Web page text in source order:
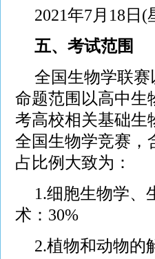
2021年7月18日(
五、考试范围
全国生物学联
命题范围以高中生
考高校相关基础生
全国生物学竞赛，
占比例大致为：
1.细胞生物学、
术：30%
2.植物和动物的